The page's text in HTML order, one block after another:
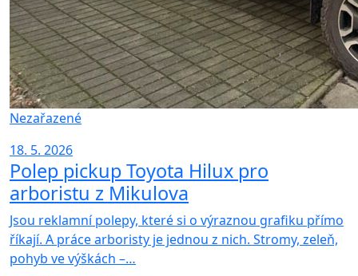
Nezařazené
18. 5. 2026
Polep pickup Toyota Hilux pro
arboristu z Mikulova
Jsou reklamní polepy, které si o výraznou grafiku přímo
říkají. A práce arboristy je jednou z nich. Stromy, zeleň,
pohyb ve výškách –…